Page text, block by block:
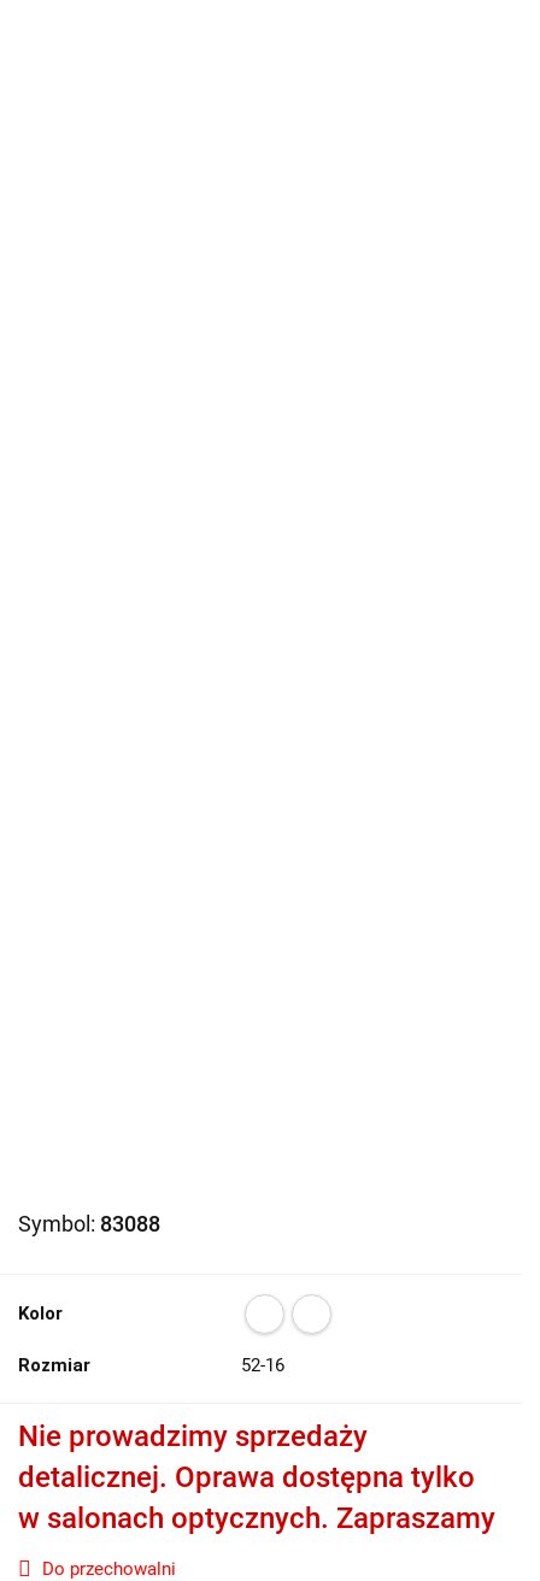
Symbol: 83088
Kolor
Rozmiar 52-16
Nie prowadzimy sprzedaży
detalicznej. Oprawa dostępna tylko
w salonach optycznych. Zapraszamy
Do przechowalni